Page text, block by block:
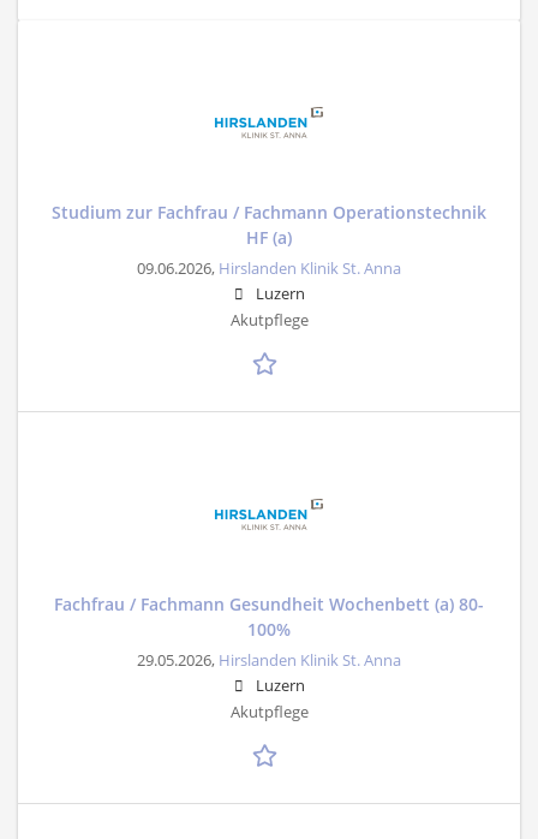
Studium zur Fachfrau / Fachmann Operationstechnik
HF (a)
09.06.2026, Hirslanden Klinik St. Anna
Luzern
Akutpflege
Fachfrau / Fachmann Gesundheit Wochenbett (a) 80-
100%
29.05.2026, Hirslanden Klinik St. Anna
Luzern
Akutpflege